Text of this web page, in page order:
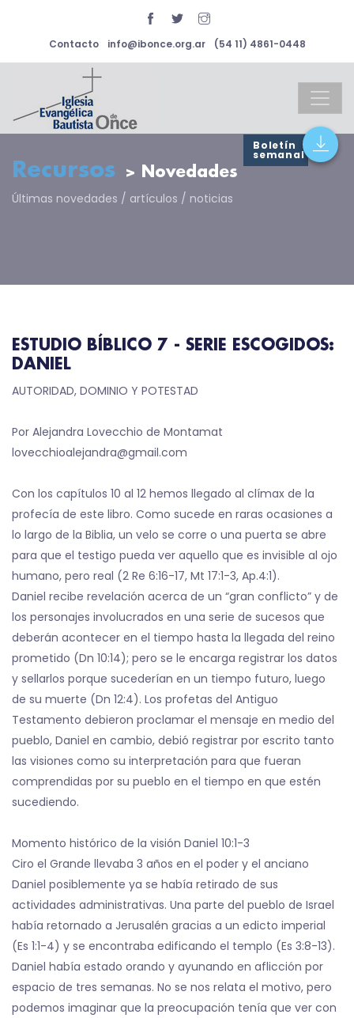
Contacto info@ibonce.org.ar (54 11) 4861-0448
Boletín
semanal
Recursos > Novedades
Últimas novedades / artículos / noticias
ESTUDIO BÍBLICO 7 - SERIE ESCOGIDOS:
DANIEL
AUTORIDAD, DOMINIO Y POTESTAD
Por Alejandra Lovecchio de Montamat
lovecchioalejandra@gmail.com
Con los capítulos 10 al 12 hemos llegado al clímax de la
profecía de este libro. Como sucede en raras ocasiones a
lo largo de la Biblia, un velo se corre o una puerta se abre
para que el testigo pueda ver aquello que es invisible al ojo
humano, pero real (2 Re 6:16-17, Mt 17:1-3, Ap.4:1).
Daniel recibe revelación acerca de un “gran conflicto” y de
los personajes involucrados en una serie de sucesos que
deberán acontecer en el tiempo hasta la llegada del reino
prometido (Dn 10:14); pero se le encarga registrar los datos
y sellarlos porque sucederían en un tiempo futuro, luego
de su muerte (Dn 12:4). Los profetas del Antiguo
Testamento debieron proclamar el mensaje en medio del
pueblo, Daniel en cambio, debió registrar por escrito tanto
las visiones como su interpretación para que fueran
comprendidas por su pueblo en el tiempo en que estén
sucediendo.
Momento histórico de la visión Daniel 10:1-3
Ciro el Grande llevaba 3 años en el poder y el anciano
Daniel posiblemente ya se había retirado de sus
actividades administrativas. Una parte del pueblo de Israel
había retornado a Jerusalén gracias a un edicto imperial
(Es 1:1-4) y se encontraba edificando el templo (Es 3:8-13).
Daniel había estado orando y ayunando en aflicción por
espacio de tres semanas. No se nos relata el motivo, pero
podemos imaginar que la preocupación tenía que ver con